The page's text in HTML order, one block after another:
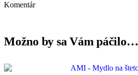
Komentár
Možno by sa Vám páčilo…